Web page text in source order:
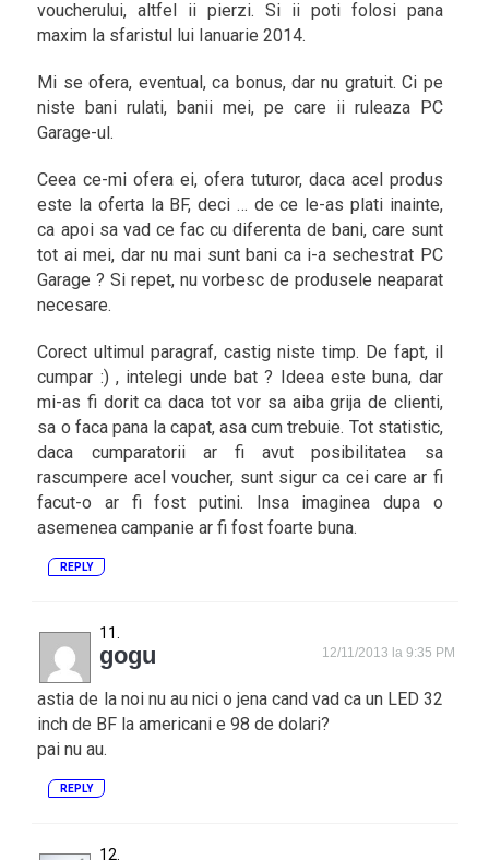
voucherului, altfel ii pierzi. Si ii poti folosi pana
maxim la sfaristul lui Ianuarie 2014.
Mi se ofera, eventual, ca bonus, dar nu gratuit. Ci pe
niste bani rulati, banii mei, pe care ii ruleaza PC
Garage-ul.
Ceea ce-mi ofera ei, ofera tuturor, daca acel produs
este la oferta la BF, deci … de ce le-as plati inainte,
ca apoi sa vad ce fac cu diferenta de bani, care sunt
tot ai mei, dar nu mai sunt bani ca i-a sechestrat PC
Garage ? Si repet, nu vorbesc de produsele neaparat
necesare.
Corect ultimul paragraf, castig niste timp. De fapt, il
cumpar :) , intelegi unde bat ? Ideea este buna, dar
mi-as fi dorit ca daca tot vor sa aiba grija de clienti,
sa o faca pana la capat, asa cum trebuie. Tot statistic,
daca cumparatorii ar fi avut posibilitatea sa
rascumpere acel voucher, sunt sigur ca cei care ar fi
facut-o ar fi fost putini. Insa imaginea dupa o
asemenea campanie ar fi fost foarte buna.
REPLY
gogu 12/11/2013 la 9:35 PM
astia de la noi nu au nici o jena cand vad ca un LED 32
inch de BF la americani e 98 de dolari?
pai nu au.
REPLY